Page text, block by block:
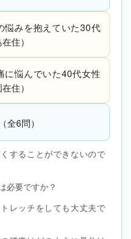
悩みを抱えていた30代
住）
に悩んでいた40代女性
住）
全6問）
することができないので
必要ですか？
レッチをしても大丈夫で